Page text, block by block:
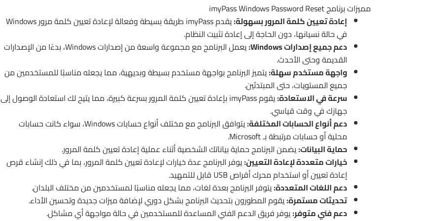
مميزات برنامج imyPass Windows Password Reset
إعادة تعيين كلمة المرور بسهولة:
يقدم imyPass طريقة بسيطة وفعالة لإعادة تعيين كلمة مرور Windows
في حالة نسيانها، دون الحاجة إلى إعادة تثبيت النظام.
دعم جميع إصدارات Windows:
يعمل البرنامج مع مجموعة واسعة من إصدارات Windows، بدءًا من الإصدارات
القديمة وحتى الأحدث.
واجهة مستخدم سهلة:يتميز البرنامج بواجهة مستخدم بسيطة وبديهية، مما يجعله مناسبًا للمستخدمين من
جميع المستويات، حتى المبتدئين.
سرعة في الاستعادة:
يقوم imyPass بإعادة تعيين كلمة المرور بسرعة كبيرة، مما يتيح لك استعادة الوصول إلى
جهازك في وقت قياسي.
دعم أنواع الحسابات المختلفة:
يتوافق البرنامج مع مختلف أنواع حسابات Windows، سواء كانت حسابات
محلية أو حسابات مرتبطة بـ Microsoft.
حماية البيانات:يضمن البرنامج حماية بياناتك الشخصية أثناء عملية إعادة تعيين كلمة المرور.
خيارات متعددة لإعادة التعيين:يوفر البرنامج عدة خيارات لإعادة تعيين كلمة المرور، بما في ذلك إنشاء قرص
إعادة تعيين أو استخدام محرك أقراص USB قابل للتمهيد.
دعم اللغات المتعددة:يتوفر البرنامج بعدة لغات، مما يجعله مناسبًا لمستخدمين من مختلف البلدان.
تحديثات مستمرة:يقوم المطورون بتحديث البرنامج بشكل دوري لإضافة ميزات جديدة وتحسين الأداء.
دعم فني متوفر:يوفر فريق الدعم الفني المساعدة للمستخدمين في حالة مواجهة أي مشاكل.